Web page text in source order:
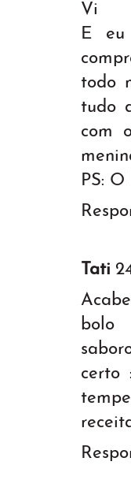
Vi
E eu
todo
tudo
com
PS:
Tati
bolo
certo